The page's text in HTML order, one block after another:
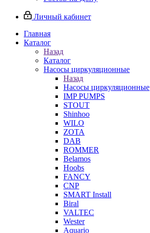
Личный кабинет
Главная
Каталог
Назад
Каталог
Насосы циркуляционные
Назад
Насосы циркуляционные
IMP PUMPS
STOUT
Shinhoo
WILO
ZOTA
DAB
ROMMER
Belamos
Hoobs
FANCY
CNP
SMART Install
Biral
VALTEC
Wester
Aquario